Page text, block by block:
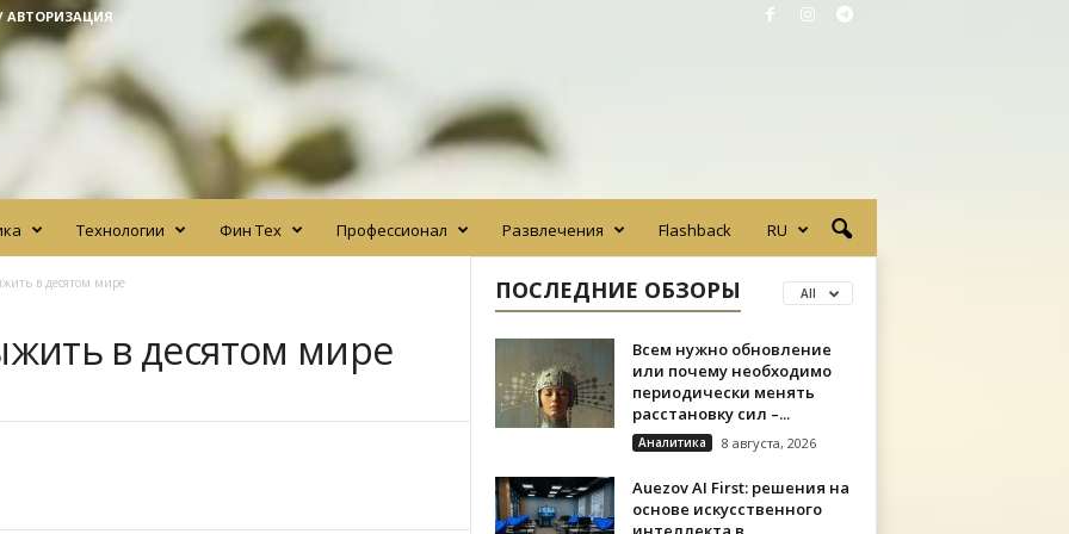
АВТОРИЗАЦИЯ
Технологии Фин Тех Профессионал Развлечения Flashback RU
в десятом мире
в десятом мире
ПОСЛЕДНИЕ ОБЗОРЫ All
Всем нужно обновление
или почему необходимо
периодически менять
расстановку сил –...
Аналитика 8 августа, 2026
Auezov AI First: решения на
основе искусственного